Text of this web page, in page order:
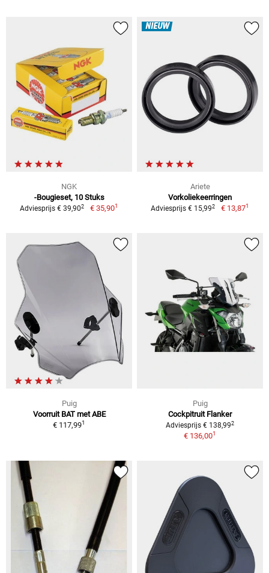
NGK
-Bougieset, 10 Stuks
Adviesprijs € 39,902 € 35,901
NIEUW
Ariete
Vorkoliekeerringen
Adviesprijs € 15,992 € 13,871
Puig
Voorruit BAT met ABE
€ 117,991
Puig
Cockpitruit Flanker
Adviesprijs € 138,992
€ 136,001